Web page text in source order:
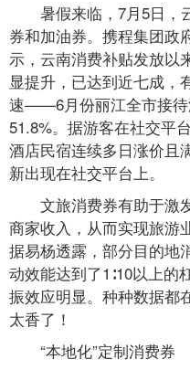
暑假来临，7月5日，
券和加油券。携程集团政
示，云南消费补贴发放以
显提升，已达到近七成，
速——6月份丽江全市接待
51.8%。据游客在社交平
酒店民宿连续多日涨价且
新出现在社交平台上。
文旅消费券有助于激
商家收入，从而实现旅游
据易杨透露，部分目的地
动效能达到了1∶10以上的
振效应明显。种种数据都
太香了！
“本地化”定制消费券